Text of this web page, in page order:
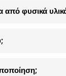
από φυσικά